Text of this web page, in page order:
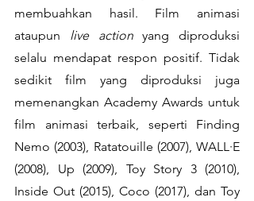
membuahkan hasil. Film animasi
ataupun live action yang diproduksi
selalu mendapat respon positif. Tidak
sedikit film yang diproduksi juga
memenangkan Academy Awards untuk
film animasi terbaik, seperti Finding
Nemo (2003), Ratatouille (2007), WALL∙E
(2008), Up (2009), Toy Story 3 (2010),
Inside Out (2015), Coco (2017), dan Toy